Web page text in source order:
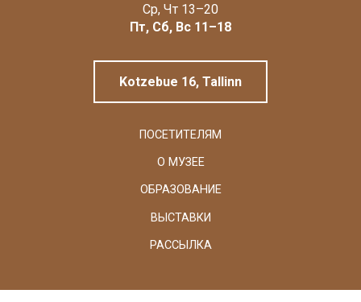
Ср, Чт 13–20
Пт, Сб, Вс 11–18
Kotzebue 16, Tallinn
ПОСЕТИТЕЛЯМ
О МУЗЕЕ
ОБРАЗОВАНИЕ
ВЫСТАВКИ
РАССЫЛКА